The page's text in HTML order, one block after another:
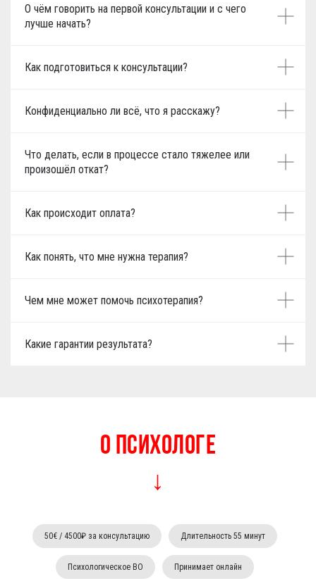
О чём говорить на первой консультации и с чего
лучше начать?
Как подготовиться к консультации?
Конфиденциально ли всё, что я расскажу?
Что делать, если в процессе стало тяжелее или
произошёл откат?
Как происходит оплата?
Как понять, что мне нужна терапия?
Чем мне может помочь психотерапия?
Какие гарантии результата?
О психологе
↓
50€ / 4500₽ за консультацию Длительность 55 минут
Психологическое ВО Принимает онлайн